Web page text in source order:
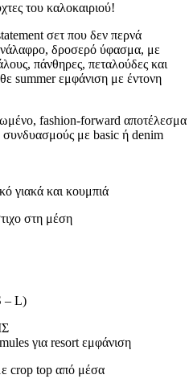
του καλοκαιριού!
σετ που δεν περνά
δροσερό ύφασμα, με
πάνθηρες, πεταλούδες και
summer εμφάνιση με έντονη
fashion-forward αποτέλεσμα
με basic ή denim
γιακά και κουμπιά
στη μέση
– L)
για resort εμφάνιση
crop top από μέσα